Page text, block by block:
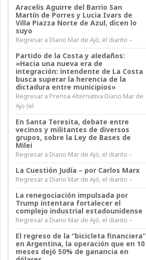
Aracelis Aguirre del Barrio San
Martín de Porres y Lucia Ivars de
Villa Piazza Norte de Azul, dicen lo
suyo
Regresar a Diario Mar de Ajó, el diarito –
Partido de la Costa y aledaños:
«Hacia una nueva era de
integración: intendente de La Costa
busca superar la herencia de la
dictadura entre municipios»
Regresar a Prensa Alternativa Diario Mar de
Ajo (el
En Santa Teresita, debate entre
vecinos y militantes de diversos
grupos, sobre la Ley de Bases de
Milei
Regresar a Diario Mar de Ajó, el diarito –
La Cuestión Judía – por Carlos Marx
Regresar a Diario Mar de Ajó, el diarito –
La renegociación impulsada por
Trump intentara fortalecer el
complejo industrial estadounidense
Regresar a Diario Mar de Ajó, el diarito –
El regreso de la “bicicleta financiera”
en Argentina, la operación que en 10
meses dejó 50% de ganancia en